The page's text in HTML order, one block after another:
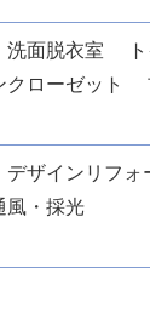
洗面脱衣室
ローゼット
デザインリフォ
風・採光